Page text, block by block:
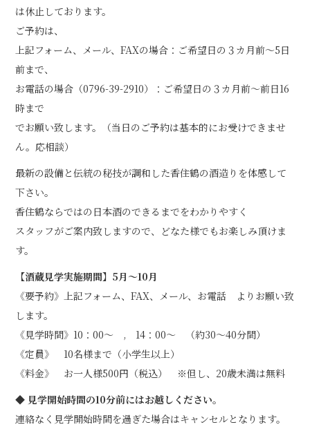
は休止しております。
ご予約は、
上記フォーム、メール、FAXの場合：ご希望日の３カ月前～5日
前まで、
お電話の場合（0796-39-2910）：ご希望日の３カ月前～前日16
時まで
でお願い致します。（当日のご予約は基本的にお受けできませ
ん。応相談）
最新の設備と伝統の秘技が調和した香住鶴の酒造りを体感して
下さい。
香住鶴ならではの日本酒のできるまでをわかりやすく
スタッフがご案内致しますので、どなた様でもお楽しみ頂けま
す。
【酒蔵見学実施期間】5月～10月
《要予約》上記フォーム、FAX、メール、お電話 よりお願い致
します。
《見学時間》10：00～ , 14：00～ （約30～40分間）
《定員》 10名様まで（小学生以上）
《料金》 お一人様500円（税込） ※但し、20歳未満は無料
◆ 見学開始時間の10分前にはお越しください。
連絡なく見学開始時間を過ぎた場合はキャンセルとなります。